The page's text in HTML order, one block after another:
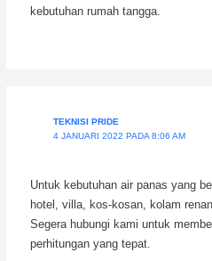
kebutuhan rumah tangga.
TEKNISI PRIDE
4 JANUARI 2022 PADA 8:06 AM
Untuk kebutuhan air panas yang
hotel, villa, kos-kosan, kolam
Segera hubungi kami untuk
perhitungan yang tepat.